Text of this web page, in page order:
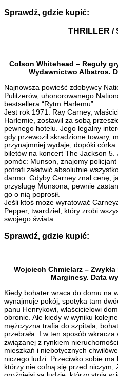
Sprawdź, gdzie kupić:
THRILLER /
Colson Whitehead – Reguły
Wydawnictwo Albatros.
Najnowsza powieść zdobywcy
Pulitzerów, uhonorowanego
bestsellera “Rytm Harlemu”.
Jest rok 1971. Ray Carney,
Harlemie, zostawił za sobą
pewnego hotelu. Jego legalny
gdy przewoził skradzione towary,
przynajmniej wydaje, dopóki
biletów na koncert The Jackson 5.
pomóc: Munson, znajomy
potrafi załatwić absolutnie
darmo. Gdyby Carney znał cenę,
przysługę Munsona, pewnie
go o nią poprosił.
Jeśli ktoś może wyratować
Pepper, twardziel, który zrobi
swojego świata.
Sprawdź, gdzie kupić:
Wojciech Chmielarz –
Marginesy. Data
Kiedy bohater wraca do domu na
wynajmuje pokój, spotyka tam
panu Henrykowi, właścicielowi
obronie. Ale kiedy w wyniku
mężczyzna trafia do szpitala,
przebrała. I w ten sposób
związanej z rynkiem
mieszkań i niebotycznych
niczego ludzi. Przeciwko sobie ma
którzy nie cofną się przed niczym,